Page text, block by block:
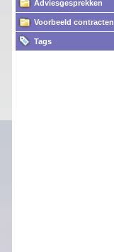
Adviesgesprekken
Voorbeeld contracten
Tags